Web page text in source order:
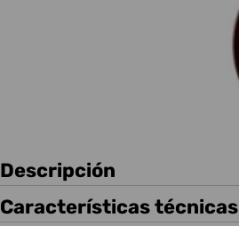
Descripción
Características técnicas